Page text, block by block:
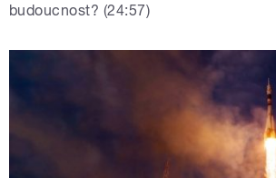
budoucnost? (24:57)